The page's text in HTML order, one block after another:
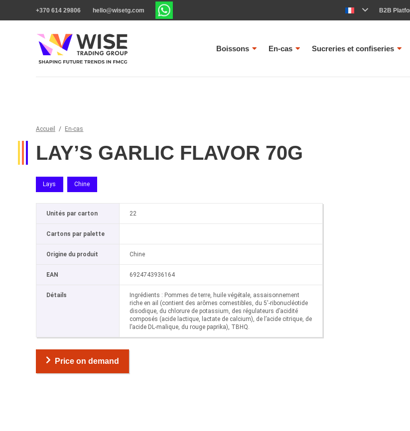
+370 614 29806 hello@wisetg.com B2B
Boissons En-cas Sucreries et confiseries
Accueil / En-cas
LAY’S GARLIC FLAVOR 70G
Lays Chine
Unités par carton 22
Cartons par palette
Origine du produit Chine
EAN 6924743936164
Détails
Ingrédients : Pommes de terre, huile végétale, assaisonnement
riche en ail (contient des arômes comestibles, du 5′-ribonucléotide
disodique, du chlorure de potassium, des régulateurs d’acidité
composés (acide lactique, lactate de calcium), de l’acide citrique, de
l’acide DL-malique, du rouge paprika), TBHQ.
Price on demand